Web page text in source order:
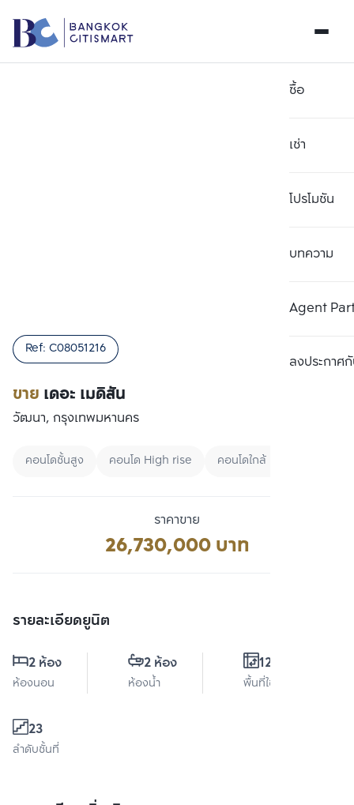
ซื้อ
เช่า
โปรโมชัน
บทความ
Agent
ลงประกาศกั
ขาย เดอะ เมดิสัน
Ref: C08051216
วัฒนา, กรุงเทพมหานคร
คอนโดชั้นสูง คอนโด High rise คอนโดใกล้ BTS
ราคาขาย
26,730,000 บาท
รายละเอียดยูนิต
2 ห้อง
ห้องนอน
2 ห้อง
ห้องน้ำ
120 ตร.ม.
พื้นที่ใช้สอย
23
ลำดับชั้นที่
เปรียบเทียบ